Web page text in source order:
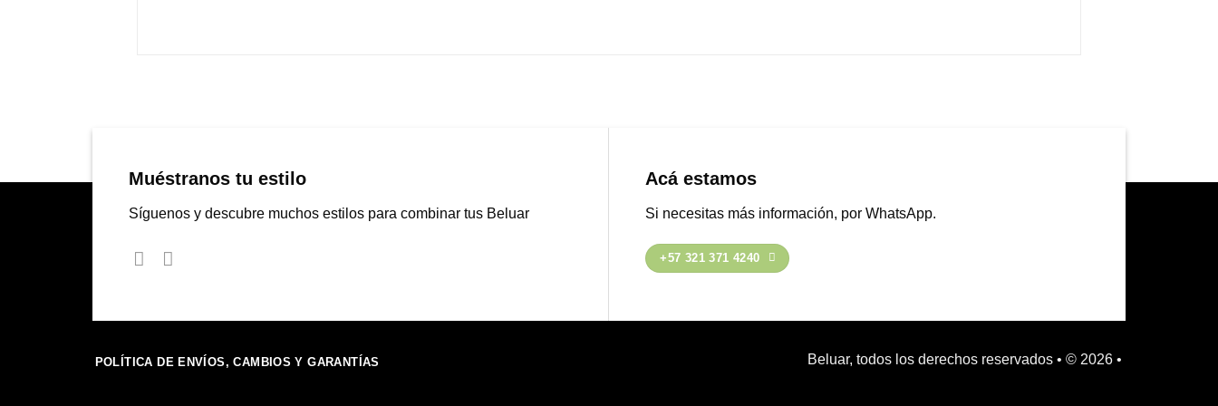
Muéstranos tu estilo
Síguenos y descubre muchos estilos para combinar tus Beluar
Acá estamos
Si necesitas más información, por WhatsApp.
+57 321 371 4240
POLÍTICA DE ENVÍOS, CAMBIOS Y GARANTÍAS Beluar, todos los derechos reservados • © 2026 •